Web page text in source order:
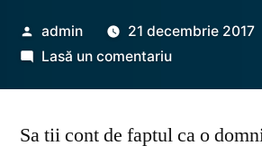
Publicat
de
admin
21 decembrie 2017
Lasă un comentariula
de
Sa tii cont de faptul ca o